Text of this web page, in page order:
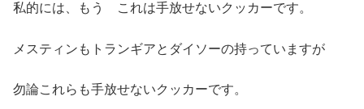
私的には、もう これは手放せないクッカーです。
メスティンもトランギアとダイソーの持っていますが
勿論これらも手放せないクッカーです。